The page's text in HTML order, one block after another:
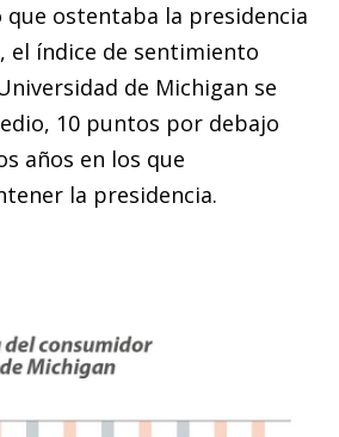
ostentaba la presidencia
el índice de sentimiento
de Michigan se
10 puntos por debajo
años en los que
la presidencia.